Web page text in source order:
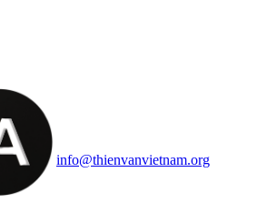
info@thienvanvietnam.org